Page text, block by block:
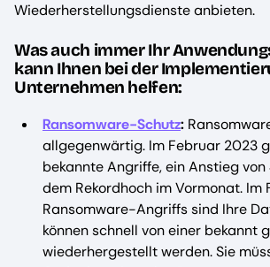
Wiederherstellungsdienste anbieten.
Was auch immer Ihr
kann Ihnen bei der
Unternehmen helfen:
Ransomware-Schutz:
allgegenwärtig. Im Februar 2023
bekannte Angriffe, ein Anstieg
dem Rekordhoch im Vormonat. Im
Ransomware-Angriffs sind Ihre
können schnell von einer bekannt
wiederhergestellt werden. Sie